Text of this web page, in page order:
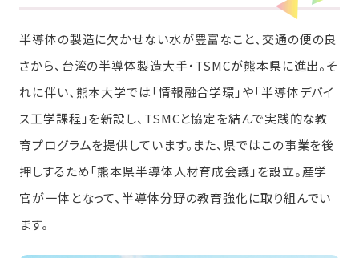
半導体の製造に欠かせない水が豊富なこと、交通の便の良
さから、台湾の半導体製造大手・TSMCが熊本県に進出。そ
れに伴い、熊本大学では「情報融合学環」や「半導体デバイ
ス工学課程」を新設し、TSMCと協定を結んで実践的な教
育プログラムを提供しています。また、県ではこの事業を後
押しするため「熊本県半導体人材育成会議」を設立。産学
官が一体となって、半導体分野の教育強化に取り組んでい
ます。